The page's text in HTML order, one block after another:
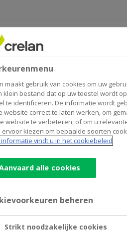
Gebouw
uw gebouwen, de
maakt gebruik van cookies om uw
klein bestand dat op uw toestel wordt
te identificeren. De informatie wordt
website correct te laten werken, om
website te verbeteren, of om u
ervoor kiezen om bepaalde soorten
vindt u in het cookiebeleid
alle cookies
beheren
Strikt noodzakelijke cookies